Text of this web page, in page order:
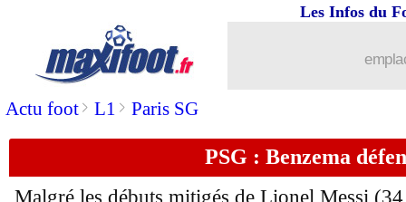
Actu foot> L1 > Paris SG
Les Infos du
PSG : Benzema
Malgré les débuts mitigés de Lionel Messi
: Clermont 2-1 Rennes (fini)
23/01 L1: Angers 2-1 Troyes (fini)
23/01 L1: Nantes 4-2 Lorient (fini)